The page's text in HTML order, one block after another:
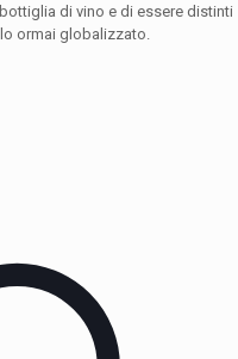
di vino e di essere distinti
ormai globalizzato.